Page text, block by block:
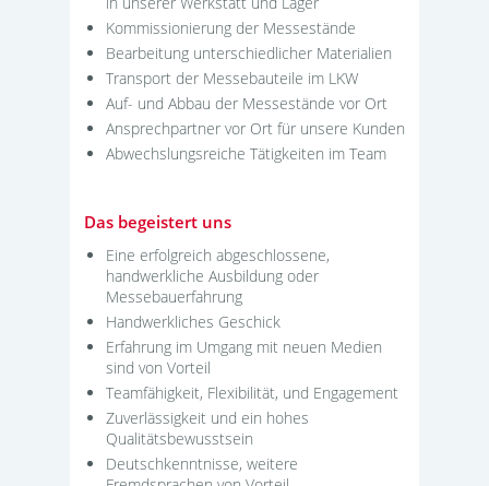
Kommissionierung der Messestände
Bearbeitung unterschiedlicher Materialien
Transport der Messebauteile im LKW
Auf- und Abbau der Messestände vor Ort
Ansprechpartner vor Ort für unsere Kunden
Abwechslungsreiche Tätigkeiten im Team
Das begeistert uns
Eine erfolgreich abgeschlossene,
handwerkliche Ausbildung oder
Messebauerfahrung
Handwerkliches Geschick
Erfahrung im Umgang mit neuen Medien
sind von Vorteil
Teamfähigkeit, Flexibilität, und Engagement
Zuverlässigkeit und ein hohes
Qualitätsbewusstsein
Deutschkenntnisse, weitere